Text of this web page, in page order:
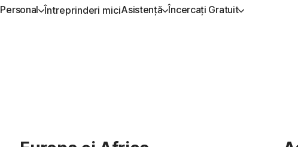
Personal Întreprinderi miciAsistență Încercați Gratuit